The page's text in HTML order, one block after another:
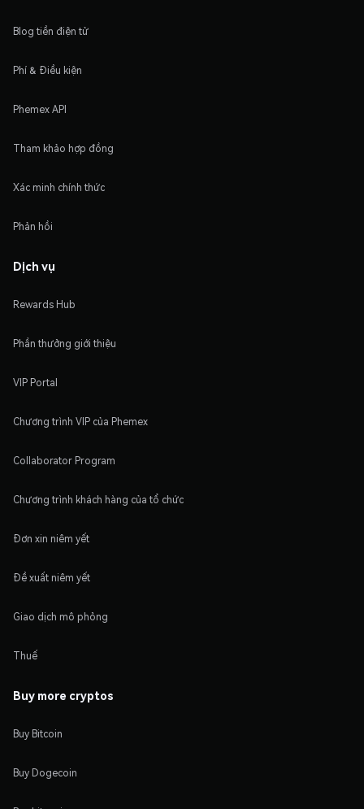
Blog tiền điện tử
Phí & Điều kiện
Phemex API
Tham khảo hợp đồng
Xác minh chính thức
Phản hồi
Dịch vụ
Rewards Hub
Phần thưởng giới thiệu
VIP Portal
Chương trình VIP của Phemex
Collaborator Program
Chương trình khách hàng của tổ chức
Đơn xin niêm yết
Đề xuất niêm yết
Giao dịch mô phỏng
Thuế
Buy more cryptos
Buy Bitcoin
Buy Dogecoin